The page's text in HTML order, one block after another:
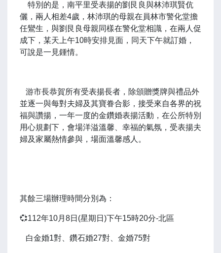
特別的是，南平里受表揚的劉艮良與林沛琪賢伉
儷，兩人相差4歲，林沛琪的母親在員林市警化堂擔
任鸞生，與劉艮良母親同樣在警化堂相識，在兩人促
成下，某天上午10時安排見面，同天下午就訂婚，
可說是一見鍾情。
游市長恭賀所有受表揚長者，除頒贈獎牌與禮品外
並逐一與每對夫婦及其寶眷合影，接受來自各界的祝
福與讚揚，一年一度的金鑽婚表揚活動，在公所特別
用心規劃下，會場洋溢溫馨、幸福的氣氛，受表揚夫
婦及家屬熱情參與，場面溫馨感人。
其餘三場辦理時間分別為：
💞112年10月8日(星期日)下午15時20分-北區
白金婚1對、鑽石婚27對、金婚75對